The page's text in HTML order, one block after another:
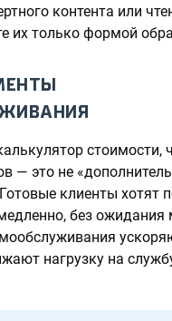
контента или
их только формой
стоимости,
— это не
клиенты хотят
без ожидания
нагрузку на